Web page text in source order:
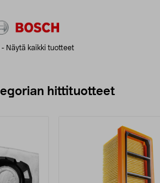
- Näytä kaikki tuotteet
hittituotteet